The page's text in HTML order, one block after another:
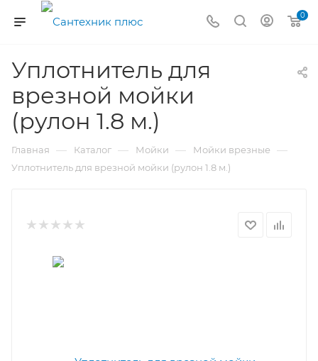
0
Уплотнитель для
врезной мойки
(рулон 1.8 м.)
Главная — Каталог — Мойки — Мойки врезные —
Уплотнитель для врезной мойки (рулон 1.8 м.)